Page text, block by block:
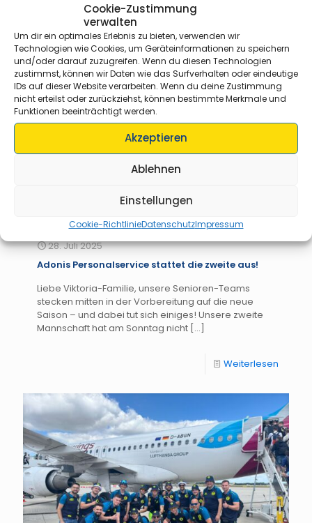
Cookie-Zustimmung
verwalten
Um dir ein optimales Erlebnis zu bieten, verwenden wir
Technologien wie Cookies, um Geräteinformationen zu speichern
und/oder darauf zuzugreifen. Wenn du diesen Technologien
zustimmst, können wir Daten wie das Surfverhalten oder eindeutige
IDs auf dieser Website verarbeiten. Wenn du deine Zustimmung
nicht erteilst oder zurückziehst, können bestimmte Merkmale und
Funktionen beeinträchtigt werden.
Akzeptieren
Ablehnen
Einstellungen
Cookie-RichtlinieDatenschutzImpressum
28. Juli 2025
Adonis Personalservice stattet die zweite aus!
Liebe Viktoria-Familie, unsere Senioren-Teams
stecken mitten in der Vorbereitung auf die neue
Saison – und dabei tut sich einiges! Unsere zweite
Mannschaft hat am Sonntag nicht […]
Weiterlesen